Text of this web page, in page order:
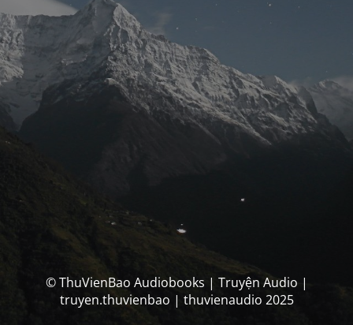
© ThuVienBao Audiobooks | Truyện Audio |
truyen.thuvienbao | thuvienaudio 2025